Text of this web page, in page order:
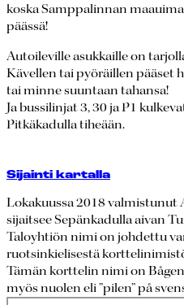
koska Samppalinnan
päässä!
Autoileville asukkaille on
Kävellen tai pyöräillen pääset
tai minne suuntaan tahansa!
Ja bussilinjat 3, 30 ja P1
Pitkäkadulla tiheään.
Sijainti kartalla
Lokakuussa 2018 valmistunut
sijaitsee Sepänkadulla aivan
Taloyhtiön nimi on johdettu
ruotsinkielisestä
Tämän korttelin nimi on
myös nuolen eli ”pilen” på